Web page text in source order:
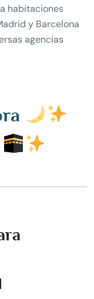
habitaciones
y Barcelona
agencias